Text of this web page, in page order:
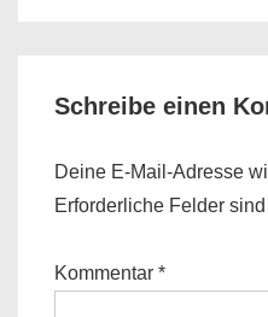
Schreibe einen
Deine E-Mail-Adresse
Erforderliche Felder
Kommentar *